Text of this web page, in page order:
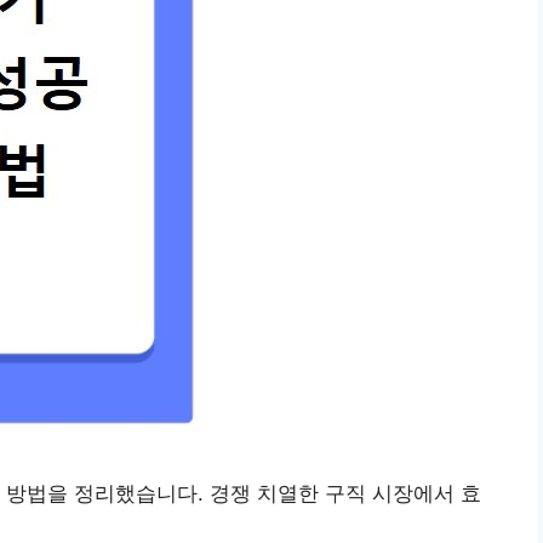
법을 정리했습니다. 경쟁 치열한 구직 시장에서 효